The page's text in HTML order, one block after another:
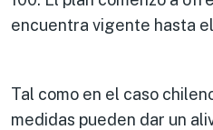
encuentra vigente hasta
Tal como en el caso
medidas pueden dar un